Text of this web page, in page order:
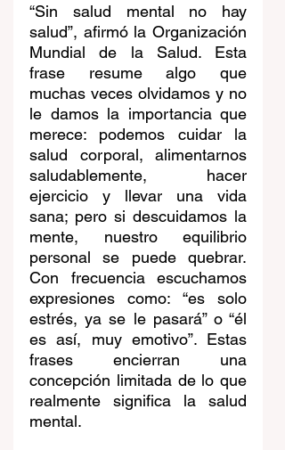
“Sin salud mental no hay
salud”, afirmó la Organización
Mundial de la Salud. Esta
frase resume algo que
muchas veces olvidamos y no
le damos la importancia que
merece: podemos cuidar la
salud corporal, alimentarnos
saludablemente, hacer
ejercicio y llevar una vida
sana; pero si descuidamos la
mente, nuestro equilibrio
personal se puede quebrar.
Con frecuencia escuchamos
expresiones como: “es solo
estrés, ya se le pasará” o “él
es así, muy emotivo”. Estas
frases encierran una
concepción limitada de lo que
realmente significa la salud
mental.